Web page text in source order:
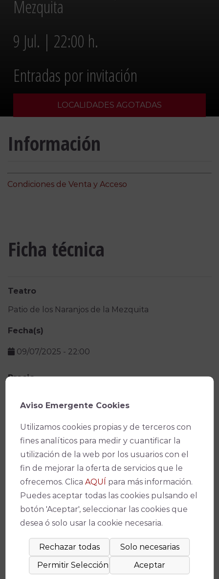
Mezquita
9 Jul. | 22:00 h.
Entradas por invitación
LOCALIDADES AGOTADAS
Información
Condiciones de Venta y Acceso
Ficha técnica
Teatro
Patio de los Naranjos de la Mezquita
Fecha(s)
09/07/2025 - 22:00
Precio
Facebook
X WhatsApp
Email
Copy
Link
Espectáculos relacionados
No se ha encontrado un evento relacionado.
Aviso Emergente Cookies
Utilizamos cookies propias y de terceros con
fines analíticos para medir y cuantificar la
utilización de la web por los usuarios con el
fin de mejorar la oferta de servicios que le
ofrecemos. ClicaAQUÍ para más información.
Puedes aceptar todas las cookies pulsando el
botón 'Aceptar', seleccionar las cookies que
desea ó solo usar la cookie necesaria.